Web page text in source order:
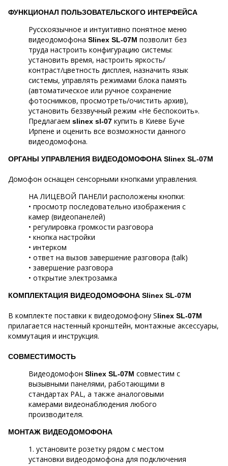
ФУНКЦИОНАЛ ПОЛЬЗОВАТЕЛЬСКОГО ИНТЕРФЕЙСА
Русскоязычное и интуитивно понятное меню
видеодомофона Slinex SL-07M позволит без
труда настроить конфигурацию системы:
установить время, настроить яркость/
контраст/цветность дисплея, назначить язык
системы, управлять режимами блока память
(автоматическое или ручное сохранение
фотоснимков, просмотреть/очистить архив),
установить беззвучный режим «Не беспокоить».
Предлагаем slinex sl-07 купить в Киеве Буче
Ирпене и оценить все возможности данного
видеодомофона.
ОРГАНЫ УПРАВЛЕНИЯ ВИДЕОДОМОФОНА Slinex SL-07M
Домофон оснащен сенсорными кнопками управления.
НА ЛИЦЕВОЙ ПАНЕЛИ расположены кнопки:
• просмотр последовательно изображения с
камер (видеопанелей)
• регулировка громкости разговора
• кнопка настройки
• интерком
• ответ на вызов завершение разговора (talk)
• завершение разговора
• открытие электрозамка
КОМПЛЕКТАЦИЯ ВИДЕОДОМОФОНА Slinex SL-07M
В комплекте поставки к видеодомофону Slinex SL-07M
прилагается настенный кронштейн, монтажные аксессуары,
коммутация и инструкция.
СОВМЕСТИМОСТЬ
Видеодомофон Slinex SL-07M совместим с
вызывными панелями, работающими в
стандартах PAL, а также аналоговыми
камерами видеонаблюдения любого
производителя.
МОНТАЖ ВИДЕОДОМОФОНА
1. установите розетку рядом с местом
установки видеодомофона для подключения